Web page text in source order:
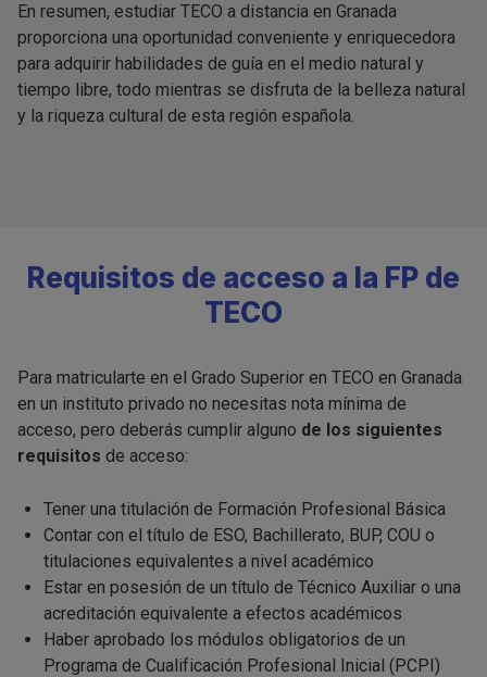
En resumen, estudiar TECO a distancia en Granada
proporciona una oportunidad conveniente y enriquecedora
para adquirir habilidades de guía en el medio natural y
tiempo libre, todo mientras se disfruta de la belleza natural
y la riqueza cultural de esta región española.
Requisitos de acceso a la FP de
TECO
Para matricularte en el Grado Superior en TECO en Granada
en un instituto privado no necesitas nota mínima de
acceso, pero deberás cumplir alguno de los siguientes
requisitos de acceso:
Tener una titulación de Formación Profesional Básica
Contar con el título de ESO, Bachillerato, BUP, COU o
titulaciones equivalentes a nivel académico
Estar en posesión de un título de Técnico Auxiliar o una
acreditación equivalente a efectos académicos
Haber aprobado los módulos obligatorios de un
Programa de Cualificación Profesional Inicial (PCPI)